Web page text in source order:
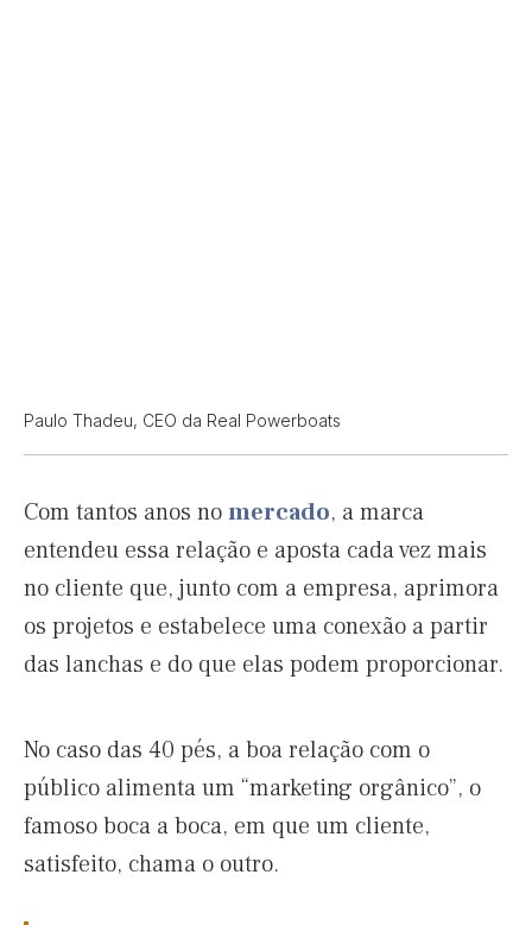
Paulo Thadeu, CEO da Real Powerboats
Com tantos anos nomercado, a marca
entendeu essa relação e aposta cada vez mais
no cliente que, junto com a empresa, aprimora
os projetos e estabelece uma conexão a partir
das lanchas e do que elas podem proporcionar.
No caso das 40 pés, a boa relação com o
público alimenta um “marketing orgânico”, o
famoso boca a boca, em que um cliente,
satisfeito, chama o outro.